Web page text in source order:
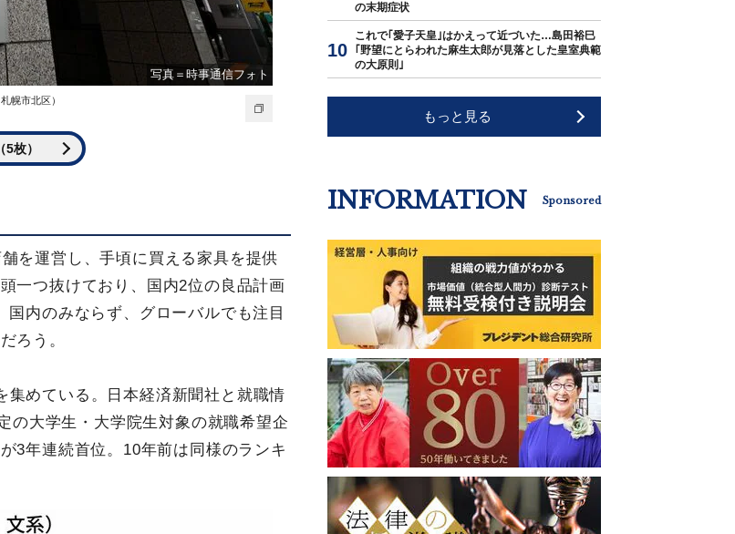
写真＝時事通信フォト
幌市北区）
枚）
を運営し、手頃に買える家具を提供
一つ抜けており、国内2位の良品計画
内のみならず、グローバルでも注目
ろう。
集めている。日本経済新聞社と就職情
の大学生・大学院生対象の就職希望企
3年連続首位。10年前は同様のランキ
の末期症状
これで｢愛子天皇｣はかえって近づいた…島田裕巳
｢野望にとらわれた麻生太郎が見落とした皇室典範
の大原則｣
もっと見る
INFORMATION Sponsored